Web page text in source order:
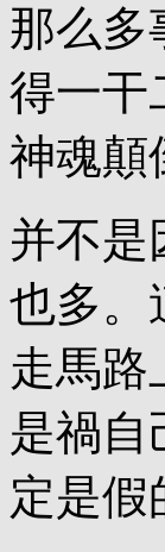
那么多
得一干
神魂顛
并不是
也多。
走馬路
是禍自
定是假